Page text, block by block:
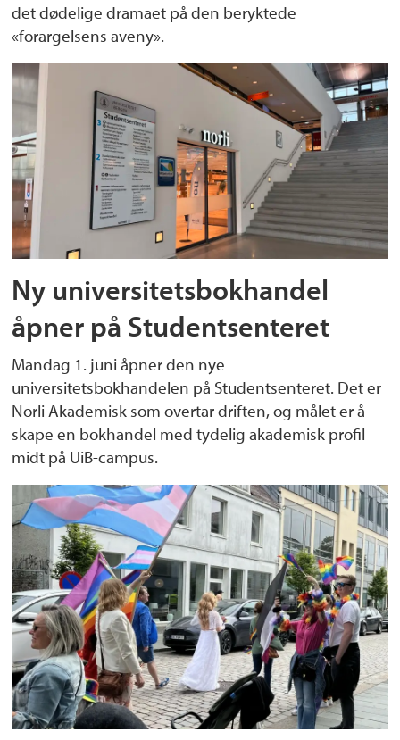
det dødelige dramaet på den beryktede
«forargelsens aveny».
Ny universitetsbokhandel
åpner på Studentsenteret
Mandag 1. juni åpner den nye
universitetsbokhandelen på Studentsenteret. Det er
Norli Akademisk som overtar driften, og målet er å
skape en bokhandel med tydelig akademisk profil
midt på UiB-campus.